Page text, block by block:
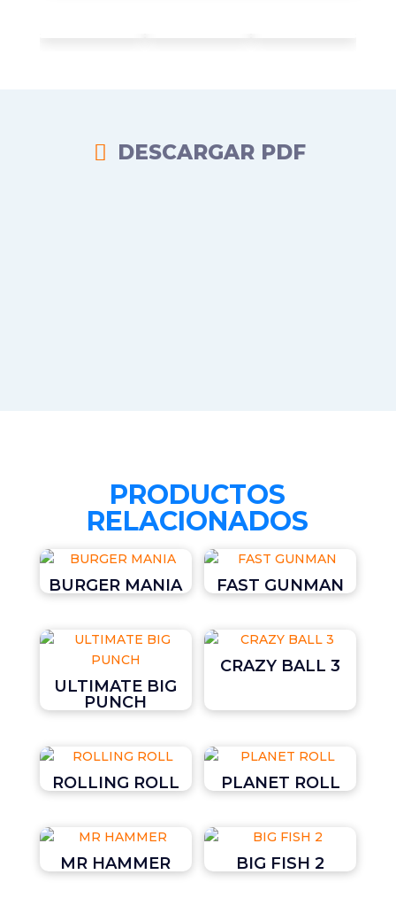
 DESCARGAR PDF
PRODUCTOS
RELACIONADOS
BURGER MANIA FAST GUNMAN
ULTIMATE BIG
PUNCH
CRAZY BALL 3
ROLLING ROLL PLANET ROLL
MR HAMMER BIG FISH 2